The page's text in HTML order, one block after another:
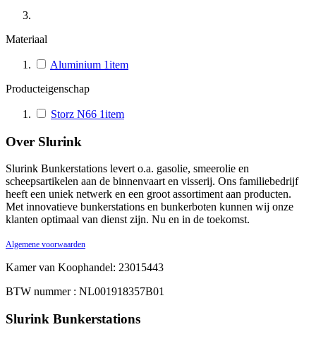
Materiaal
Aluminium 1item
Producteigenschap
Storz N66 1item
Over Slurink
Slurink Bunkerstations levert o.a. gasolie, smeerolie en
scheepsartikelen aan de binnenvaart en visserij. Ons familiebedrijf
heeft een uniek netwerk en een groot assortiment aan producten.
Met innovatieve bunkerstations en bunkerboten kunnen wij onze
klanten optimaal van dienst zijn. Nu en in de toekomst.
Algemene voorwaarden
Kamer van Koophandel: 23015443
BTW nummer : NL001918357B01
Slurink Bunkerstations